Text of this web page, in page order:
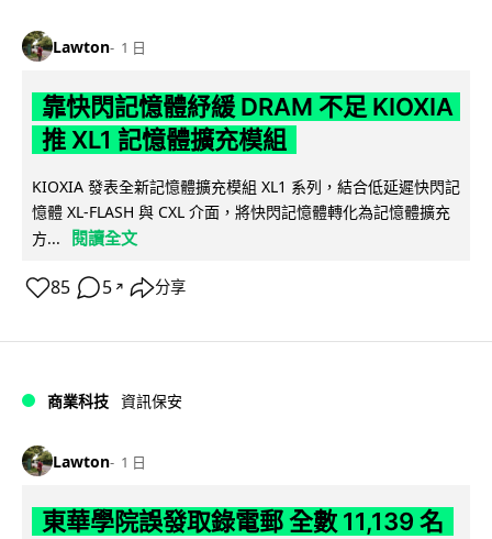
Lawton 1 日
靠快閃記憶體紓緩 DRAM 不足 KIOXIA
推 XL1 記憶體擴充模組
KIOXIA 發表全新記憶體擴充模組 XL1 系列，結合低延遲快閃記
憶體 XL-FLASH 與 CXL 介面，將快閃記憶體轉化為記憶體擴充
方...
閱讀全文
85 5 ↗ 分享
商業科技 資訊保安
Lawton 1 日
東華學院誤發取錄電郵 全數 11,139 名